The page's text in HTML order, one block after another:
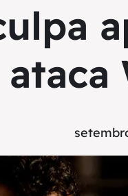
ataca